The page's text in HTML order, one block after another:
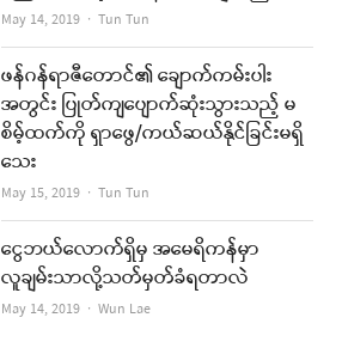
May 14, 2019 Author
Tun Tun
ဖန်ဂန်ရာဇီတောင်၏ ချောက်ကမ်းပါး
အတွင်း ပြုတ်ကျပျောက်ဆုံးသွားသည့် မ
စိမ့်ထက်ကို ရှာဖွေ/ကယ်ဆယ်နိုင်ခြင်းမရှိ
သေး
May 15, 2019 Author
Tun Tun
ငွေဘယ်လောက်ရှိမှ အမေရိကန်မှာ
လူချမ်းသာလို့သတ်မှတ်ခံရတာလဲ
May 14, 2019 Author
Wun Lae